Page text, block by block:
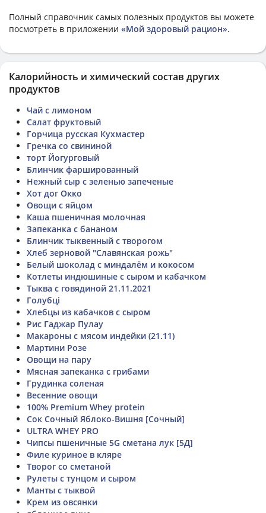
Полный справочник самых полезных продуктов вы можете
посмотреть в приложении «Мой здоровый рацион».
Калорийность и химический состав других
продуктов
Чай с лимоном
Салат фруктовый
Горчица русская Кухмастер
Гречка со свининой
торт Йогурговый
Блинчик фаршированный
Нежный сыр с зеленью запеченые
Хот дог Окко
Овощи с яйцом
Каша пшеничная молочная
Запеканка с бананом
Блинчик тыквенный с творогом
Хлеб зерновой "Славянская рожь"
Белый шоколад с миндалём и кокосом
Котлеты индюшиные с сыром и кабачком
Тыква с говядиной 21.11.2021
Голубці
Хлебцы из кабачков с сыром
Рис Гаджар Пулау
Макароны с мясом индейки (21.11)
Мартини Розе
Овощи на пару
Мясная запеканка с грибами
Грудинка соленая
Весенние овощи
100% Premium Whey protein
Сок Сочный Яблоко-Вишня [Сочный]
ULTRA WHEY PRO
Чипсы пшеничные 5G сметана лук [5Д]
Филе куриное в кляре
Творог со сметаной
Рулеты с тунцом и сыром
Манты с тыквой
Крем из овсянки